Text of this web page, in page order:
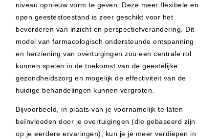
niveau opnieuw vorm te geven. Deze meer flexibele en
open geestestoestand is zeer geschikt voor het
bevorderen van inzicht en perspectiefverandering. Dit
model van farmacologisch ondersteunde ontspanning
en herziening van overtuigingen zou een centrale rol
kunnen spelen in de toekomst van de geestelijke
gezondheidszorg en mogelijk de effectiviteit van de
huidige behandelingen kunnen vergroten.
Bijvoorbeeld, in plaats van je voornamelijk te laten
beïnvloeden door je overtuigingen (die gebaseerd zijn
op je eerdere ervaringen), kun je je meer verdiepen in